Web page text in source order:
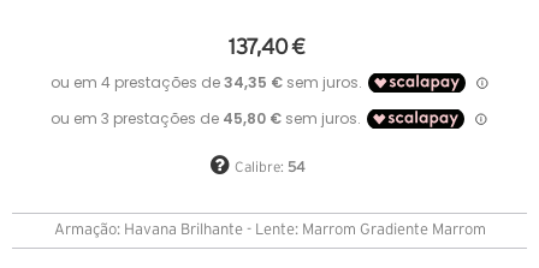
137,40 €
Calibre: 54
Armação: Havana Brilhante - Lente: Marrom Gradiente Marrom